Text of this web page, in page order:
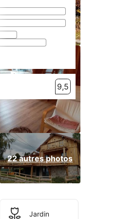
22 autres photos
9,5
Jardin